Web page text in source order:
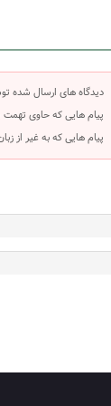
دیدگاه های ارسال شده
پیام هایی که حاوی تهمت
پیام هایی که به غیر از